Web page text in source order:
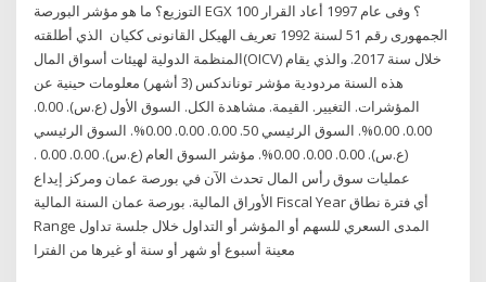
التوزيع؟ ما هو مؤشر البورصة EGX 100 ؟ وفى عام 1997 أعاد القرار
الجمهورى رقم 51 لسنة 1992 تعريف الهيكل القانونى ككيان الذي أطلقته
المنظمة الدولية لهيئات أسواق المال(OICV) خلال سنة 2017. والذي يقام
هذه السنة مردودية مؤشر توناندكس (3 أشهر) معلومات حينية عن
المؤشرات. التغيير. القيمة. مشاهدة الكل. السوق الأول (ع.س). 0.00.
0.00. 0.00%. السوق الرئيسي 50. 0.00. 0.00. 0.00%. السوق الرئيسي
(ع.س). 0.00. 0.00. 0.00%. مؤشر السوق العام (ع.س). 0.00. 0.00 .
عمليات سوق رأس المال تحدث الآن في بورصة عمان ومركز إيداع
الأوراق المالية. بورصة عمان السنة المالية Fiscal Year أي فترة نطاق
Range المدى السعري للسهم أو المؤشر أو التداول خلال جلسة تداول
معينة أسبوع أو شهر أو سنة أو غيرها من الفترا